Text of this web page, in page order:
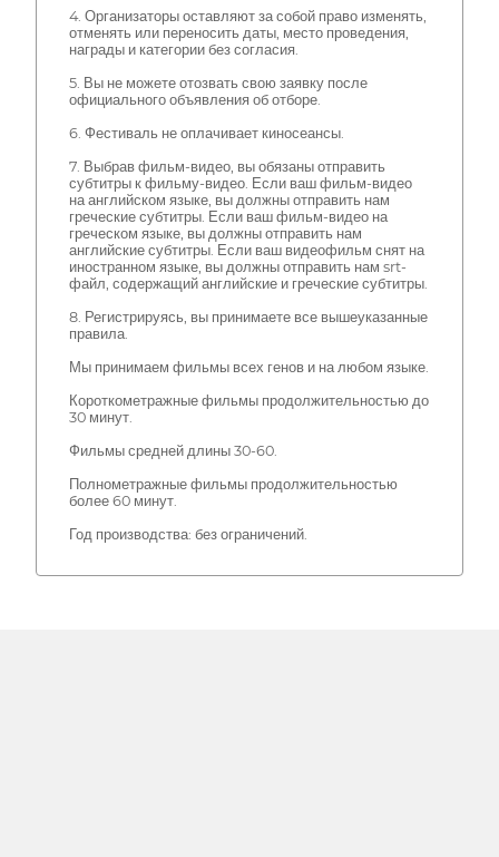
4. Организаторы оставляют за собой право изменять,
отменять или переносить даты, место проведения,
награды и категории без согласия.
5. Вы не можете отозвать свою заявку после
официального объявления об отборе.
6. Фестиваль не оплачивает киносеансы.
7. Выбрав фильм-видео, вы обязаны отправить
субтитры к фильму-видео. Если ваш фильм-видео
на английском языке, вы должны отправить нам
греческие субтитры. Если ваш фильм-видео на
греческом языке, вы должны отправить нам
английские субтитры. Если ваш видеофильм снят на
иностранном языке, вы должны отправить нам srt-
файл, содержащий английские и греческие субтитры.
8. Регистрируясь, вы принимаете все вышеуказанные
правила.
Мы принимаем фильмы всех генов и на любом языке.
Короткометражные фильмы продолжительностью до
30 минут.
Фильмы средней длины 30-60.
Полнометражные фильмы продолжительностью
более 60 минут.
Год производства: без ограничений.